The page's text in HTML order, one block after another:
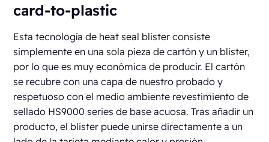
card-to-plastic
Esta tecnología de heat seal blister consiste
simplemente en una sola pieza de cartón y un blister,
por lo que es muy económica de producir. El cartón
se recubre con una capa de nuestro probado y
respetuoso con el medio ambiente revestimiento de
sellado HS9000 series de base acuosa. Tras añadir un
producto, el blister puede unirse directamente a un